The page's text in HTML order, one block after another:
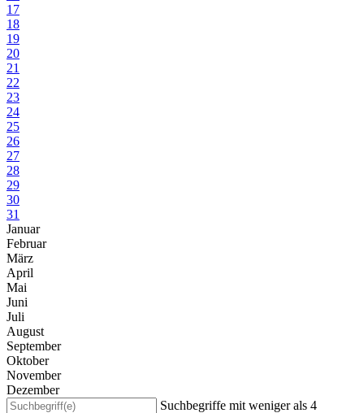
17
18
19
20
21
22
23
24
25
26
27
28
29
30
31
Januar
Februar
März
April
Mai
Juni
Juli
August
September
Oktober
November
Dezember
Suchbegriffe mit weniger als 4